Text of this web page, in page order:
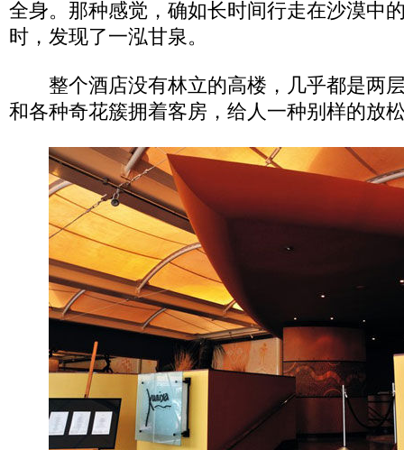
全身。那种感觉，确如长时间行走在沙漠中
时，发现了一泓甘泉。
整个酒店没有林立的高楼，几乎都是两
和各种奇花簇拥着客房，给人一种别样的放